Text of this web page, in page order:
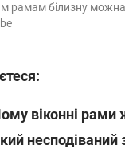
рамам білизну
віконні рами
несподіваний